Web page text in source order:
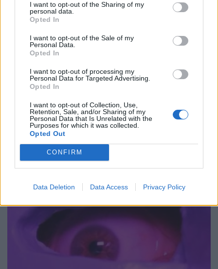
I want to opt-out of the Sharing of my
personal data.
Opted In
I want to opt-out of the Sale of my
Personal Data.
Opted In
I want to opt-out of processing my
Personal Data for Targeted Advertising.
Opted In
I want to opt-out of Collection, Use,
Retention, Sale, and/or Sharing of my
Personal Data that Is Unrelated with the
Purposes for which it was collected.
Opted Out
CONFIRM
Data Deletion Data Access Privacy Policy
Πρόγραμμα Σαββάτου
20:00 Παρουσίαση κρουστών Δυτικής Αφρικής
της Μαλακάσας
21:00 Συναυλία Jerome Kaluta με την Big Band
Ομαδική έκθεση “Μόρα. Εξομολογήσεις υπνικής παράλυσης”